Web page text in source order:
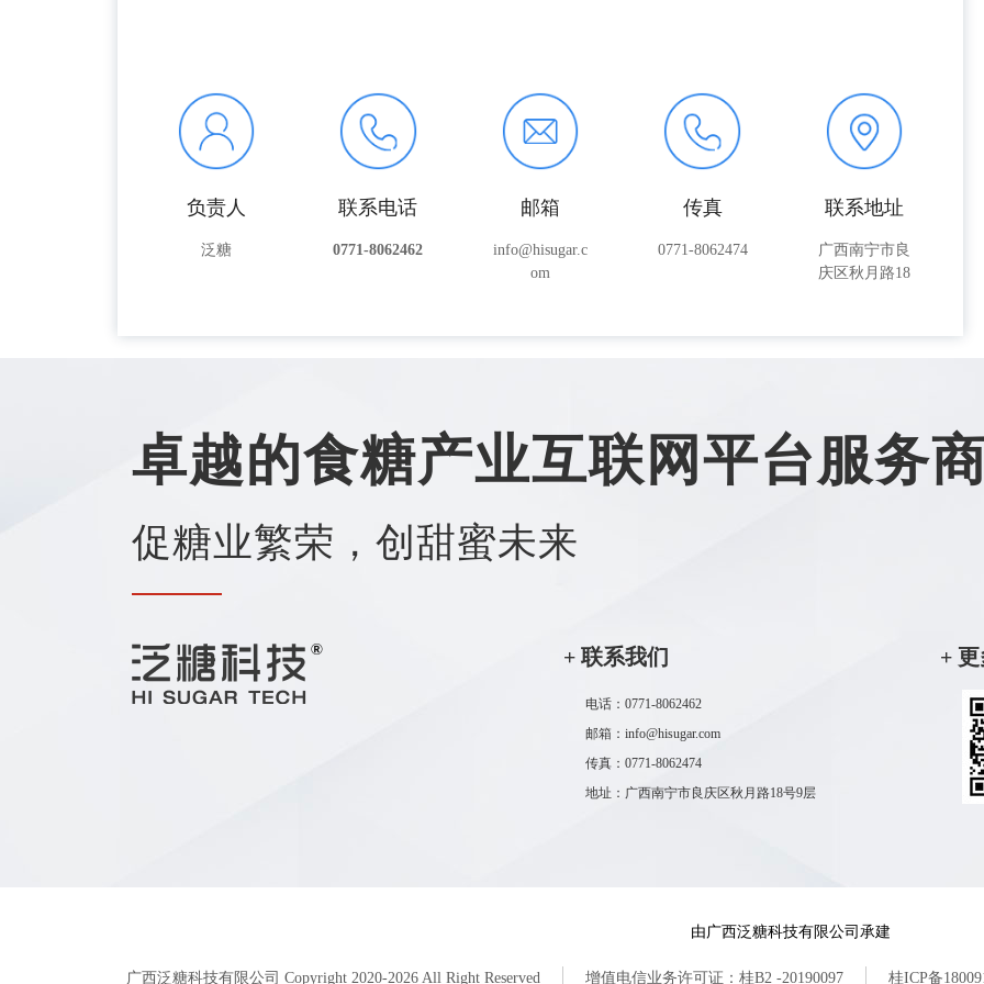
负责人
泛糖
联系电话
0771-8062462
邮箱
info@hisugar.c
om
传真
0771-8062474
联系地址
广西南宁市良
庆区秋月路18
卓越的食糖产业互联网平台服务
促糖业繁荣，创甜蜜未来
+ 联系我们
电话：0771-8062462
邮箱：info@hisugar.com
传真：0771-8062474
地址：广西南宁市良庆区秋月路18号9层
+
由广西泛糖科技有限公司承建
广西泛糖科技有限公司 Copyright 2020-2026 All Right Reserved 增值电信业务许可证：桂B2 -20190097 桂ICP备